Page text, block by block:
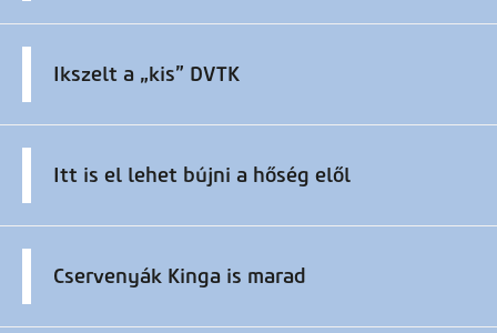
Ikszelt a „kis” DVTK
Itt is el lehet bújni a hőség elől
Cservenyák Kinga is marad